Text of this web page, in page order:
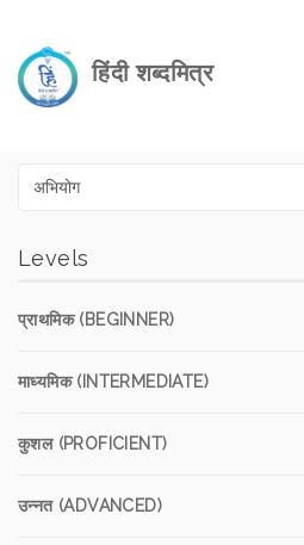
हिंदी शब्दमित्र
Levels
प्राथमिक (BEGINNER)
माध्यमिक (INTERMEDIATE)
कुशल (PROFICIENT)
उन्नत (ADVANCED)